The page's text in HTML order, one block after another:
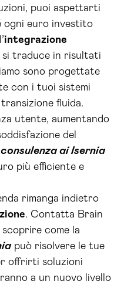
puoi aspettarti
ogni euro investito
integrazione
si traduce in risultati
sono progettate
con i tuoi sistemi
fluida.
utente, aumentando
del
consulenza ai Isernia
più efficiente e
rimanga indietro
. Contatta Brain
come la
può risolvere le tue
offrirti soluzioni
a un nuovo livello